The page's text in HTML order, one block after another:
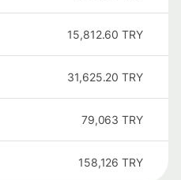
15,812.60 TRY
31,625.20 TRY
79,063 TRY
158,126 TRY